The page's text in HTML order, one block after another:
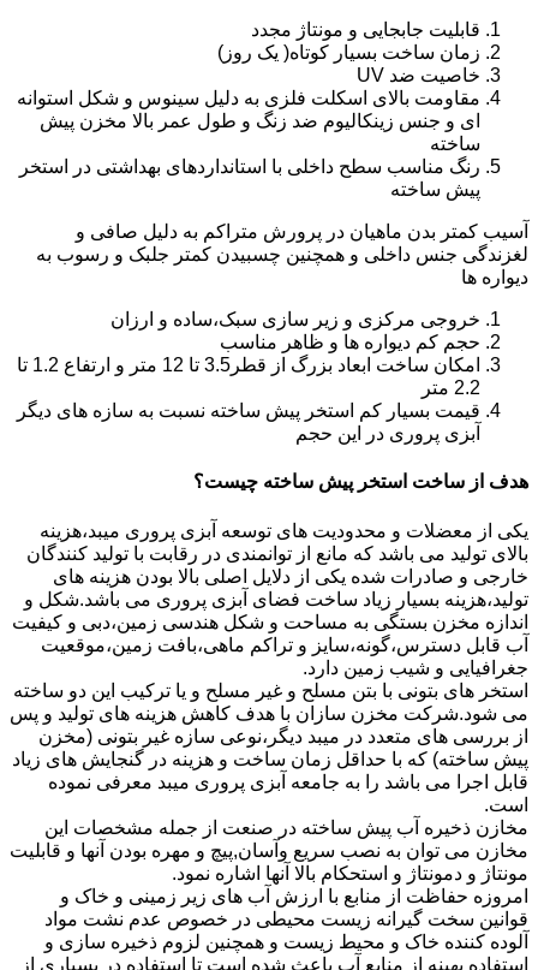
قابلیت جابجایی و مونتاژ مجدد
زمان ساخت بسیار کوتاه( یک روز)
خاصیت ضد UV
مقاومت بالای اسکلت فلزی به دلیل سینوس و شکل استوانه
ای و جنس زینکالیوم ضد زنگ و طول عمر بالا مخزن پیش
ساخته
رنگ مناسب سطح داخلی با استانداردهای بهداشتی در استخر
پیش ساخته
آسیب کمتر بدن ماهیان در پرورش متراکم به دلیل صافی و
لغزندگی جنس داخلی و همچنین چسبیدن کمتر جلبک و رسوب به
دیواره ها
خروجی مرکزی و زیر سازی سبک،ساده و ارزان
حجم کم دیواره ها و ظاهر مناسب
امکان ساخت ابعاد بزرگ از قطر3.5 تا 12 متر و ارتفاع 1.2 تا
2.2 متر
قیمت بسیار کم استخر پیش ساخته نسبت به سازه های دیگر
آبزی پروری در این حجم
هدف از ساخت استخر پیش ساخته چیست؟
یکی از معضلات و محدودیت های توسعه آبزی پروری میبد،هزینه
بالای تولید می باشد که مانع از توانمندی در رقابت با تولید کنندگان
خارجی و صادرات شده یکی از دلایل اصلی بالا بودن هزینه های
تولید،هزینه بسیار زیاد ساخت فضای آبزی پروری می باشد.شکل و
اندازه مخزن بستگی به مساحت و شکل هندسی زمین،دبی و کیفیت
آب قابل دسترس،گونه،سایز و تراکم ماهی،بافت زمین،موقعیت
جغرافیایی و شیب زمین دارد.
استخر های بتونی با بتن مسلح و غیر مسلح و یا ترکیب این دو ساخته
می شود.شرکت مخزن سازان با هدف کاهش هزینه های تولید و پس
از بررسی های متعدد در میبد دیگر،نوعی سازه غیر بتونی (مخزن
پیش ساخته) که با حداقل زمان ساخت و هزینه در گنجایش های زیاد
قابل اجرا می باشد را به جامعه آبزی پروری میبد معرفی نموده
است.
مخازن ذخیره آب پیش ساخته در صنعت از جمله مشخصات این
مخازن می توان به نصب سریع وآسان,پیچ و مهره بودن آنها و قابلیت
مونتاژ و دمونتاژ و استحکام بالا آنها اشاره نمود.
امروزه حفاظت از منابع با ارزش آب های زیر زمینی و خاک و
قوانین سخت گیرانه زیست محیطی در خصوص عدم نشت مواد
آلوده کننده خاک و محیط زیست و همچنین لزوم ذخیره سازی و
استفاده بهینه از منابع آب باعث شده است تا استفاده در بسیاری از